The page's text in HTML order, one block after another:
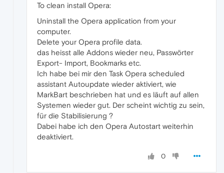
To clean install Opera:
Uninstall the Opera application from your
computer.
Delete your Opera profile data.
das heisst alle Addons wieder neu, Passwörter
Export- Import, Bookmarks etc.
Ich habe bei mir den Task Opera scheduled
assistant Autoupdate wieder aktiviert, wie
MarkBart beschrieben hat und es läuft auf allen
Systemen wieder gut. Der scheint wichtig zu sein,
für die Stabilisierung ?
Dabei habe ich den Opera Autostart weiterhin
deaktiviert.
0